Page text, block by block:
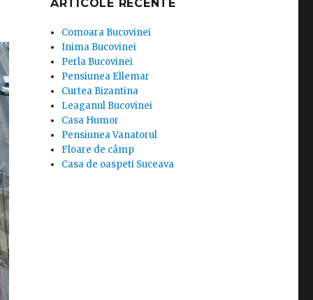
ARTICOLE RECENTE
Comoara Bucovinei
Inima Bucovinei
Perla Bucovinei
Pensiunea Ellemar
Curtea Bizantina
Leaganul Bucovinei
Casa Humor
Pensiunea Vanatorul
Floare de câmp
Casa de oaspeti Suceava